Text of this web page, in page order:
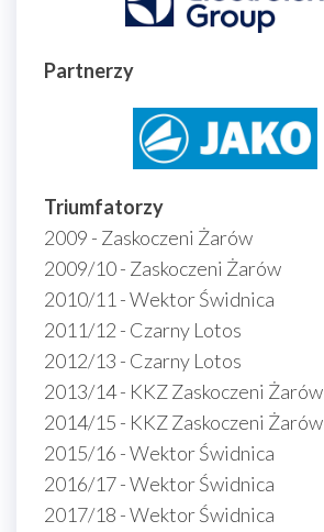
Partnerzy
Triumfatorzy
2009 - Zaskoczeni Żarów
2009/10 - Zaskoczeni Żarów
2010/11 - Wektor Świdnica
2011/12 - Czarny Lotos
2012/13 - Czarny Lotos
2013/14 - KKZ Zaskoczeni Żarów
2014/15 - KKZ Zaskoczeni Żarów
2015/16 - Wektor Świdnica
2016/17 - Wektor Świdnica
2017/18 - Wektor Świdnica